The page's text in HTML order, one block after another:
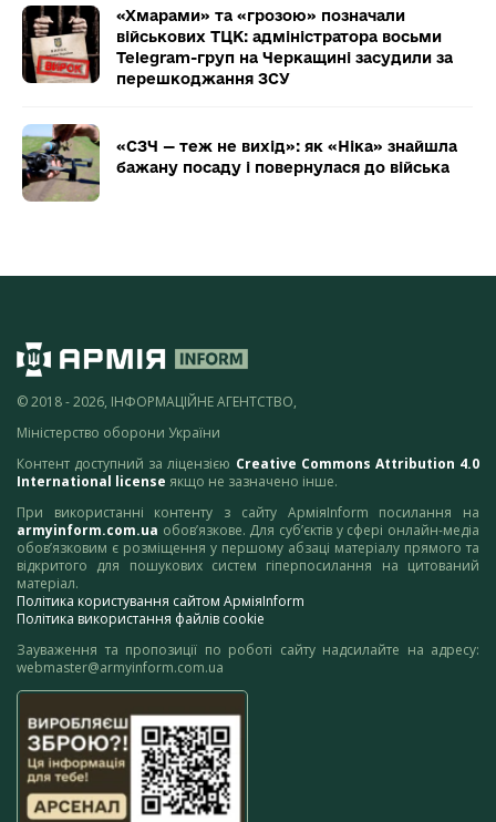
«Хмарами» та «грозою» позначали
військових ТЦК: адміністратора восьми
Telegram-груп на Черкащині засудили за
перешкоджання ЗСУ
«СЗЧ — теж не вихід»: як «Ніка» знайшла
бажану посаду і повернулася до війська
© 2018 - 2026, ІНФОРМАЦІЙНЕ АГЕНТСТВО,
Міністерство оборони України
Контент доступний за ліцензією Creative Commons Attribution 4.0
International license якщо не зазначено інше.
При використанні контенту з сайту АрміяInform посилання на
armyinform.com.ua обов’язкове. Для суб’єктів у сфері онлайн-медіа
обов’язковим є розміщення у першому абзаці матеріалу прямого та
відкритого для пошукових систем гіперпосилання на цитований
матеріал.
Політика користування сайтом АрміяInform
Політика використання файлів cookie
Зауваження та пропозиції по роботі сайту надсилайте на адресу:
webmaster@armyinform.com.ua